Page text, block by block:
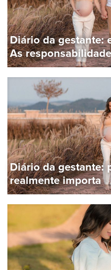
Diário da gestante:
As
Diário da gestante:
realmente importa